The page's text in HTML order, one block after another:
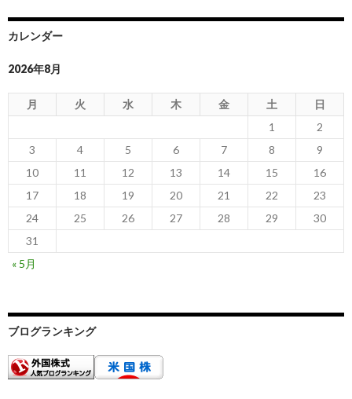
カレンダー
2026年8月
月 火 水 木 金 土
日
1
2
3
4 5 6 7 8
9
10
11 12 13 14 15
16
17
18 19 20 21 22
23
24
25 26 27 28 29
30
31
« 5月
ブログランキング